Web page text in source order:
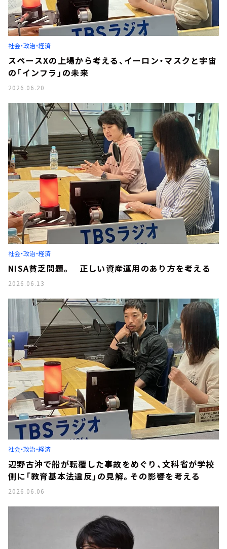
社会・政治・経済
スペースXの上場から考える、イーロン・マスクと宇宙
の「インフラ」の未来
2026.06.20
社会・政治・経済
NISA貧乏問題。 正しい資産運用のあり方を考える
2026.06.13
社会・政治・経済
辺野古沖で船が転覆した事故をめぐり、文科省が学校
側に「教育基本法違反」の見解。その影響を考える
2026.06.06